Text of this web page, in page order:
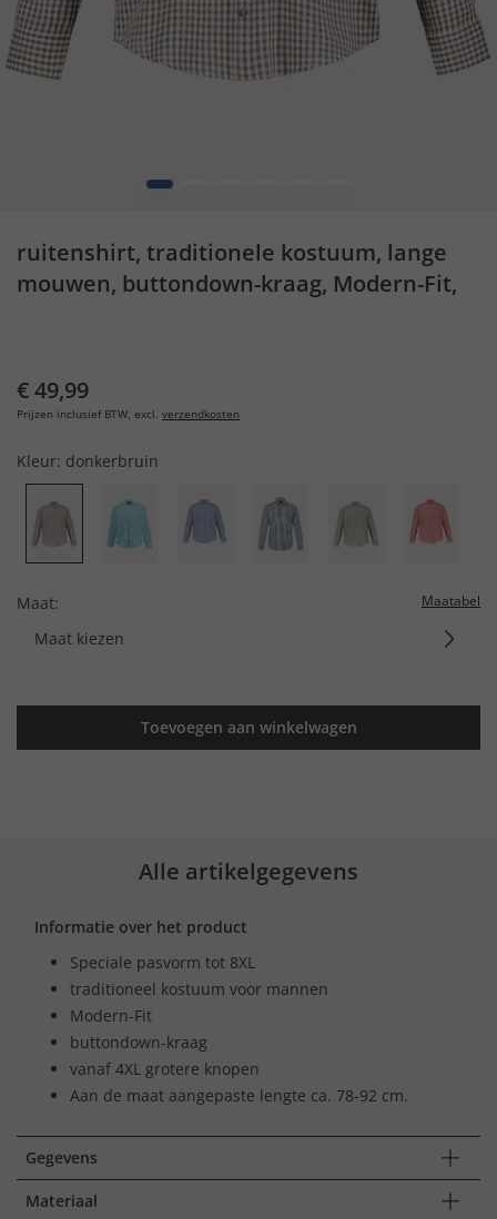
1
ruitenshirt, traditionele kostuum, lange
mouwen, buttondown-kraag, Modern-Fit,
€ 49,99
Prijzen inclusief BTW, excl. verzendkosten
Kleur: donkerbruin
Maat: Maatabel
Maat kiezen
Toevoegen aan winkelwagen
Alle artikelgegevens
Informatie over het product
Speciale pasvorm tot 8XL
traditioneel kostuum voor mannen
Modern-Fit
buttondown-kraag
vanaf 4XL grotere knopen
Aan de maat aangepaste lengte ca. 78-92 cm.
Gegevens
Materiaal